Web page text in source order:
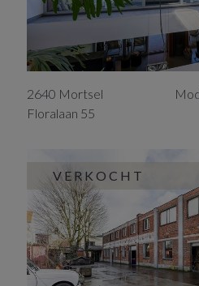
2640 Mortsel
Floralaan 55
VERKOCHT